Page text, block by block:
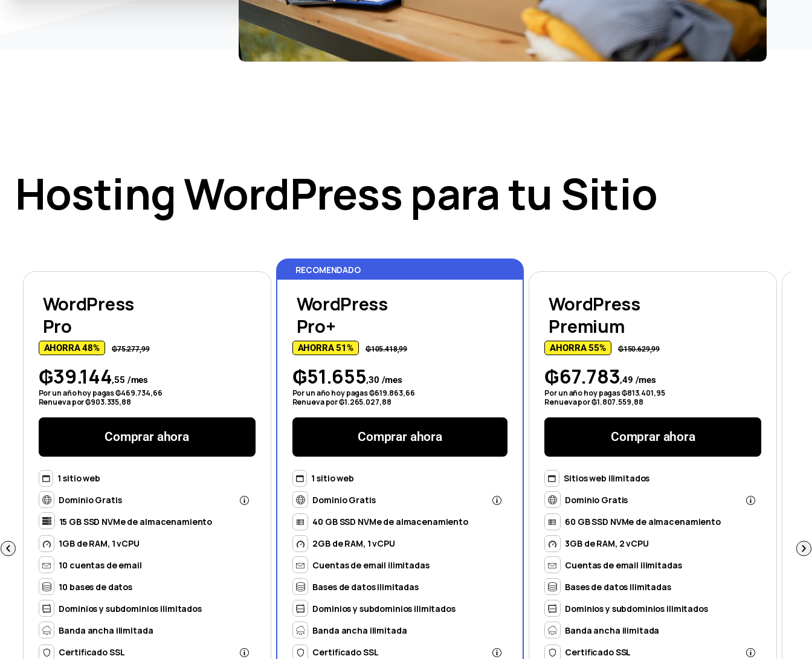
Hosting WordPress para tu Sitio
WordPress
Pro
AHORRA 48% ₲75.277,99
₲39.144,55 /mes
Por un año hoy pagas ₲469.734,66
Renueva por ₲903.335,88
Comprar ahora
1 sitio web
Dominio Gratis
15 GB SSD NVMe de almacenamiento
1GB de RAM, 1 vCPU
10 cuentas de email
10 bases de datos
Dominios y subdominios ilimitados
Banda ancha ilimitada
Certificado SSL
WordPress
Pro+
AHORRA 51% ₲105.418,99
₲51.655,30 /mes
Por un año hoy pagas ₲619.863,66
Renueva por ₲1.265.027,88
Comprar ahora
1 sitio web
Dominio Gratis
40 GB SSD NVMe de almacenamiento
2GB de RAM, 1 vCPU
Cuentas de email ilimitadas
Bases de datos ilimitadas
Dominios y subdominios ilimitados
Banda ancha ilimitada
Certificado SSL
RECOMENDADO
WordPress
Premium
AHORRA 55% ₲150.629,99
₲67.783,49 /mes
Por un año hoy pagas ₲813.401,95
Renueva por ₲1.807.559,88
Comprar ahora
Sitios web ilimitados
Dominio Gratis
60 GB SSD NVMe de almacenamiento
3GB de RAM, 2 vCPU
Cuentas de email ilimitadas
Bases de datos ilimitadas
Dominios y subdominios ilimitados
Banda ancha ilimitada
Certificado SSL